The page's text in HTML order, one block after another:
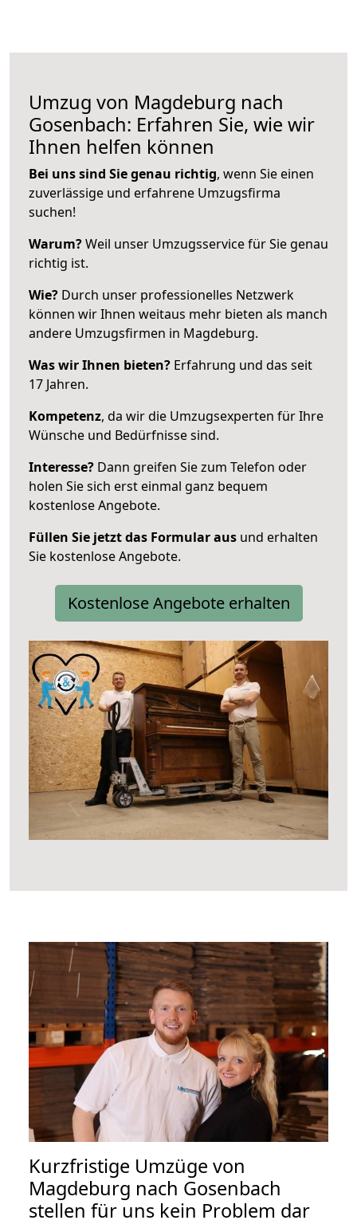
Umzug von Magdeburg nach
Gosenbach: Erfahren Sie, wie wir
Ihnen helfen können
Bei uns sind Sie genau richtig, wenn Sie einen
zuverlässige und erfahrene Umzugsfirma
suchen!
Warum?Weil unser Umzugsservice für Sie genau
richtig ist.
Wie? Durch unser professionelles Netzwerk
können wir Ihnen weitaus mehr bieten als manch
andere Umzugsfirmen in Magdeburg.
Was wir Ihnen bieten? Erfahrung und das seit
17 Jahren.
Kompetenz, da wir die Umzugsexperten für Ihre
Wünsche und Bedürfnisse sind.
Interesse? Dann greifen Sie zum Telefon oder
holen Sie sich erst einmal ganz bequem
kostenlose Angebote.
Füllen Sie jetzt das Formular aus und erhalten
Sie kostenlose Angebote.
Kostenlose Angebote erhalten
Kurzfristige Umzüge von
Magdeburg nach Gosenbach
stellen für uns kein Problem dar